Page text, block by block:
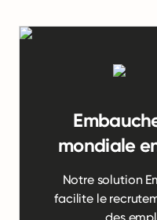
mondiale
Notre solution
facilite le